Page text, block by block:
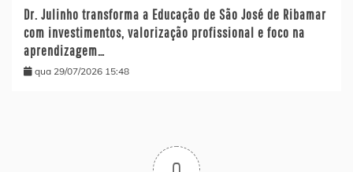
Dr. Julinho transforma a Educação de São José de Ribamar
com investimentos, valorização profissional e foco na
aprendizagem…
qua 29/07/2026 15:48